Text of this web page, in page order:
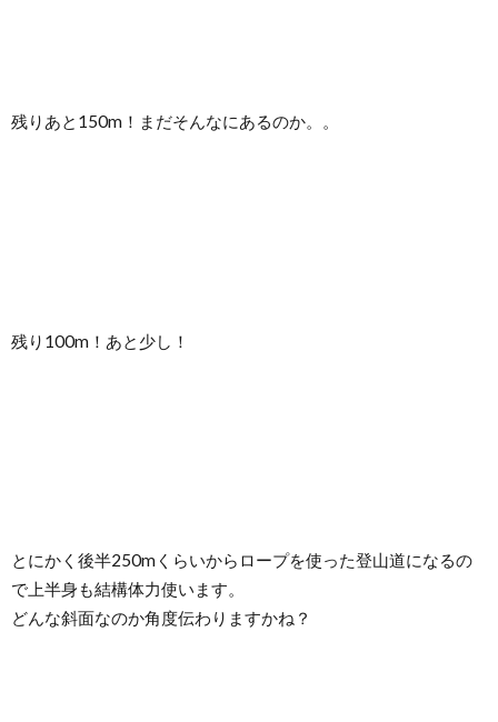
残りあと150m！まだそんなにあるのか。。
残り100m！あと少し！
とにかく後半250mくらいからロープを使った登山道になるの
で上半身も結構体力使います。
どんな斜面なのか角度伝わりますかね？